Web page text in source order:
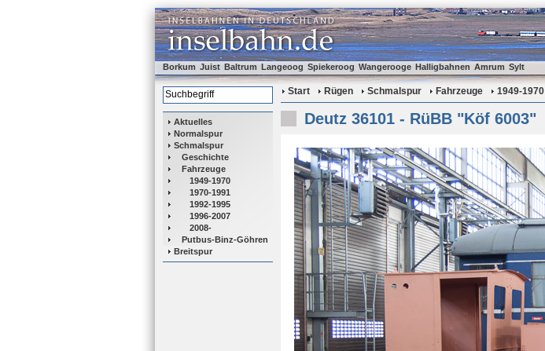
Borkum Juist Baltrum Langeoog Spiekeroog Wangerooge Halligbahnen Amrum Sylt
Aktuelles
Normalspur
Schmalspur
Geschichte
Fahrzeuge
1949-1970
1970-1991
1992-1995
1996-2007
2008-
Putbus-Binz-Göhren
Breitspur
Start Rügen Schmalspur Fahrzeuge 1949-1970
Deutz 36101 - RüBB "Köf 6003"